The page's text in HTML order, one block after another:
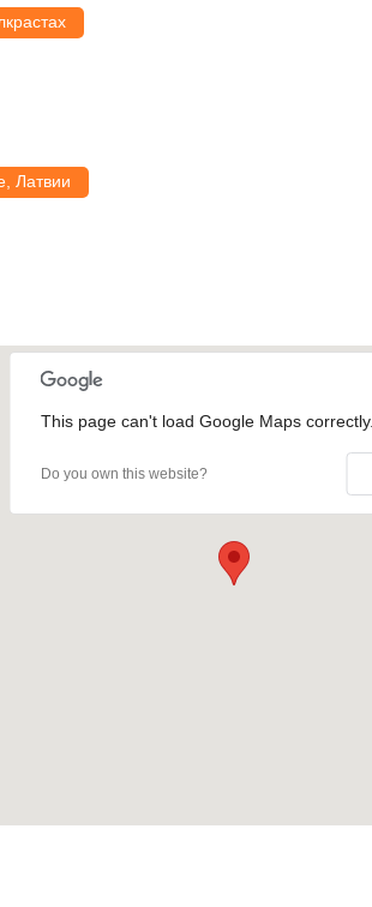
Латвии
This page can't load Google Maps correctly.
Do you own this website?